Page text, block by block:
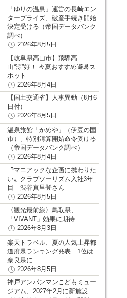
「ゆりの温泉」運営の長崎エン
タープライズ、破産手続き開始
決定受ける（帝国データバンク
調べ）
2026年8月5日
【岐阜県高山市】飛騨高
山“涼”好！ 今夏おすすめ避暑ス
ポット
2026年8月4日
【国土交通省】人事異動（8月6
日付）
2026年8月5日
温泉旅館「かめや」（伊豆の国
市）、特別清算開始命令受ける
（帝国データバンク調べ）
2026年8月4日
〝マニアックな企画に携わりた
い〟クラブツーリズム入社3年
目 渋谷真里登さん
2026年8月5日
〈観光最前線〉鳥取県、
「VIVANT」効果に期待
2026年8月3日
楽天トラベル、夏の人気上昇都
道府県ランキング発表 1位は
奈良県に
2026年8月5日
神戸アンパンマンこどもミュー
ジアム、2027年2月に新施設